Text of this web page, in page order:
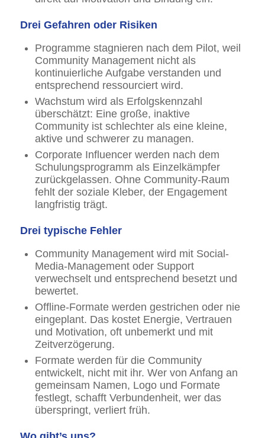
Drei Gefahren oder Risiken
Programme stagnieren nach dem Pilot, weil
Community Management nicht als
kontinuierliche Aufgabe verstanden und
entsprechend ressourciert wird.
Wachstum wird als Erfolgskennzahl
überschätzt: Eine große, inaktive
Community ist schlechter als eine kleine,
aktive und schwerer zu managen.
Corporate Influencer werden nach dem
Schulungsprogramm als Einzelkämpfer
zurückgelassen. Ohne Community-Raum
fehlt der soziale Kleber, der Engagement
langfristig trägt.
Drei typische Fehler
Community Management wird mit Social-
Media-Management oder Support
verwechselt und entsprechend besetzt und
bewertet.
Offline-Formate werden gestrichen oder nie
eingeplant. Das kostet Energie, Vertrauen
und Motivation, oft unbemerkt und mit
Zeitverzögerung.
Formate werden für die Community
entwickelt, nicht mit ihr. Wer von Anfang an
gemeinsam Namen, Logo und Formate
festlegt, schafft Verbundenheit, wer das
überspringt, verliert früh.